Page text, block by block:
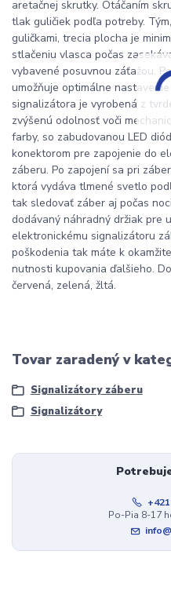
aretačnej skrutky. Otáčaním
tlak guličiek podľa potreby.
guličkami, trecia plocha je
stlačeniu vlasca počas
vybavené posuvnou záťažou.
umožňuje optimálne
signalizátora je vyrobená z
zvýšenú odolnosť voči
farby, so zabudovanou LED
konektorom pre zapojenie do
záberu. Po zapojení sa pri
ktorá vydáva tlmené svetlo
tak sledovať záber aj počas
dodávaný náhradný držiak pre
elektronickému signalizátoru
poškodenia tak máte k
nutnosti kupovania ďalšieho.
červená, zelená, žltá.
Tovar zaradený v
Signalizátory záberu
Signalizátory
Po-Pia 8-17